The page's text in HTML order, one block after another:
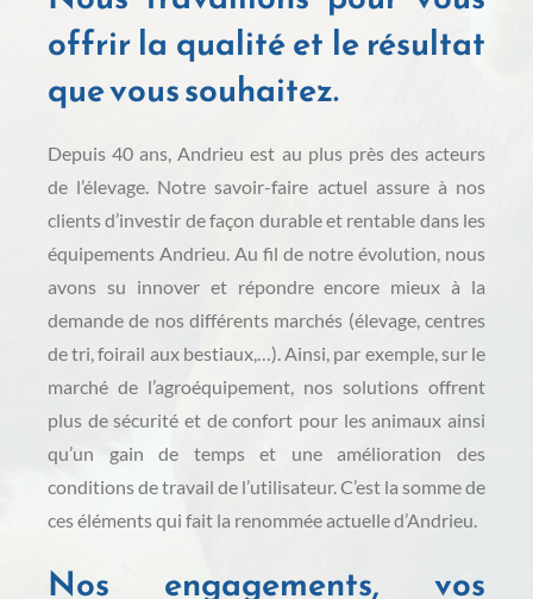
offrir la qualité et le résultat
que vous souhaitez.
Depuis 40 ans, Andrieu est au plus près des acteurs
de l’élevage. Notre savoir-faire actuel assure à nos
clients d’investir de façon durable et rentable dans les
équipements Andrieu. Au fil de notre évolution, nous
avons su innover et répondre encore mieux à la
demande de nos différents marchés (élevage, centres
de tri, foirail aux bestiaux,…). Ainsi, par exemple, sur le
marché de l’agroéquipement, nos solutions offrent
plus de sécurité et de confort pour les animaux ainsi
qu’un gain de temps et une amélioration des
conditions de travail de l’utilisateur. C’est la somme de
ces éléments qui fait la renommée actuelle d’Andrieu.
Nos engagements, vos